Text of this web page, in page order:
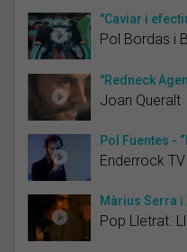
"Caviar i
Pol Bordas i
"Redneck
Joan Queralt
Pol Fuentes -
Enderrock
Màrius Serra
Pop Lletrat.